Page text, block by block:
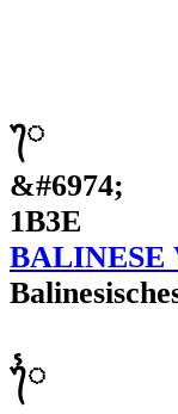
ᬾ
&#6974;
1B3E
BALINESE
ᬿ